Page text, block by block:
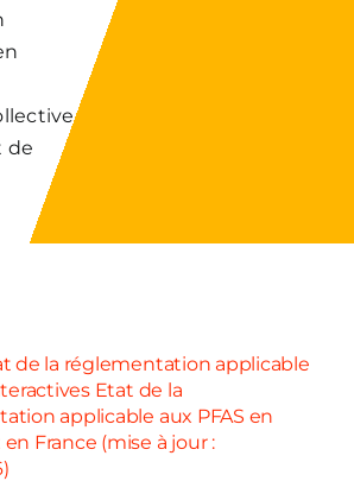
de
de la réglementation applicable
Etat de la
applicable aux PFAS en
France (mise à jour :